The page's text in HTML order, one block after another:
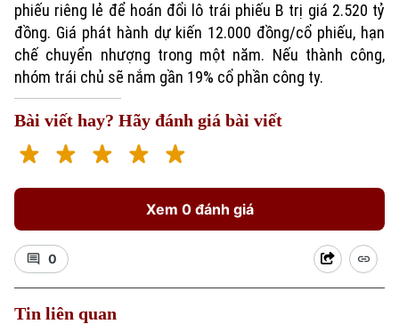
Xu hướng
phiếu riêng lẻ để hoán đổi lô trái phiếu B trị giá 2.520 tỷ
đồng. Giá phát hành dự kiến 12.000 đồng/cổ phiếu, hạn
chế chuyển nhượng trong một năm. Nếu thành công,
nhóm trái chủ sẽ nắm gần 19% cổ phần công ty.
Bài viết hay? Hãy đánh giá bài viết
Xem 0 đánh giá
0
Tin liên quan